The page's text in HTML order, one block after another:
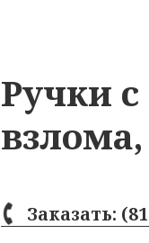
Ручки
Заказать: